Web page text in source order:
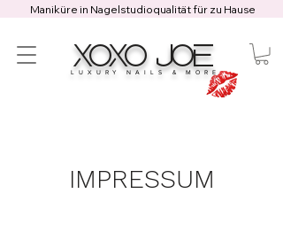
XOXO JOE
LUXURY NAILS & MORE
Maniküre in Nagelstudioqualität für zu Hause
IMPRESSUM